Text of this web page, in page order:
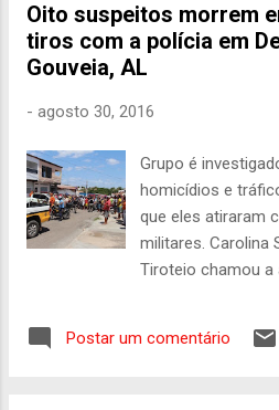
respeito pelo
acontecer é o
fazendo aqui. Nós
recursos da
prefeito não
IPTU ele é bom.
pagar tanto e não
que entra na
verdade. Esse
Oito suspeitos morrem
tiros com a polícia em
Gouveia, AL
- agosto 30, 2016
Grupo é
homicídios e
que eles atiraram
militares. Carolina
Tiroteio chamou a
morreram na
Postar um comentário